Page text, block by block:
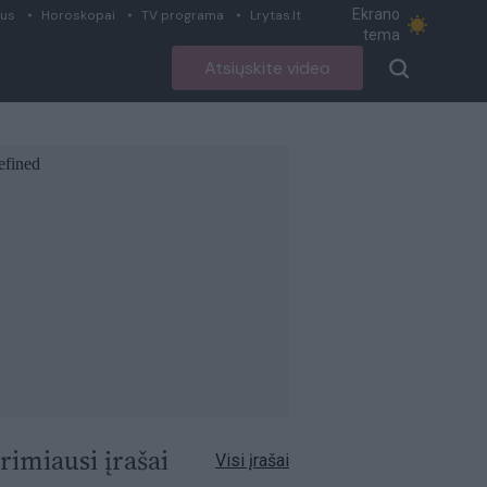
Horoskopai TV programa Lrytas.lt
Ekrano
tema
Atsiųskite video
įrašai Visi įrašai